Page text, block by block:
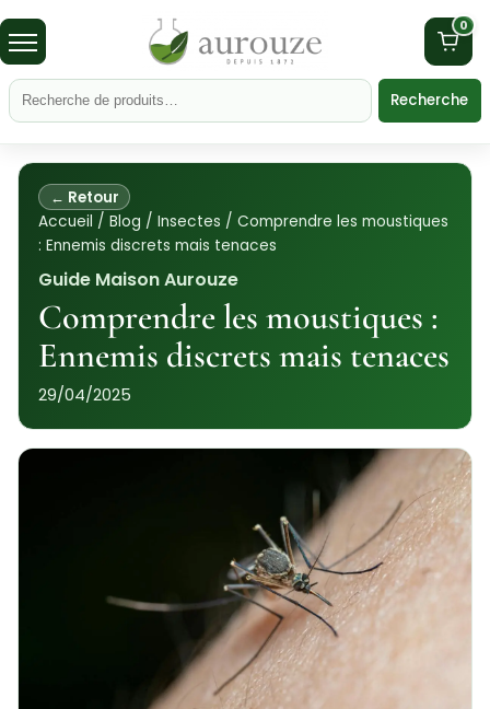
0
Recherche
← Retour
Accueil / Blog / Insectes / Comprendre les moustiques
: Ennemis discrets mais tenaces
Guide Maison Aurouze
Comprendre les moustiques :
Ennemis discrets mais tenaces
29/04/2025